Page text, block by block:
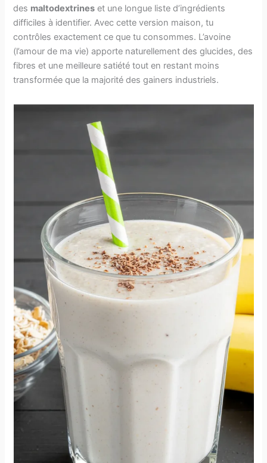
des maltodextrines et une longue liste d’ingrédients
difficiles à identifier. Avec cette version maison, tu
contrôles exactement ce que tu consommes. L’avoine
(l’amour de ma vie) apporte naturellement des glucides, des
fibres et une meilleure satiété tout en restant moins
transformée que la majorité des gainers industriels.